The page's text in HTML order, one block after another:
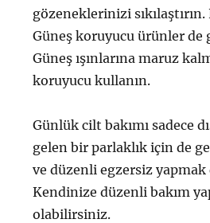
gözeneklerinizi
Güneş koruyucu ürünler de
Güneş ışınlarına maruz
koruyucu kullanın.
Günlük cilt bakımı sadece
gelen bir parlaklık için de
ve düzenli egzersiz
Kendinize düzenli bakım
olabilirsiniz.